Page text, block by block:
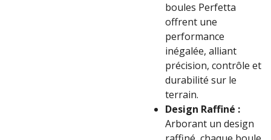
boules Perfetta
offrent une
performance
inégalée, alliant
précision, contrôle et
durabilité sur le
terrain.
Design Raffiné :
Arborant un design